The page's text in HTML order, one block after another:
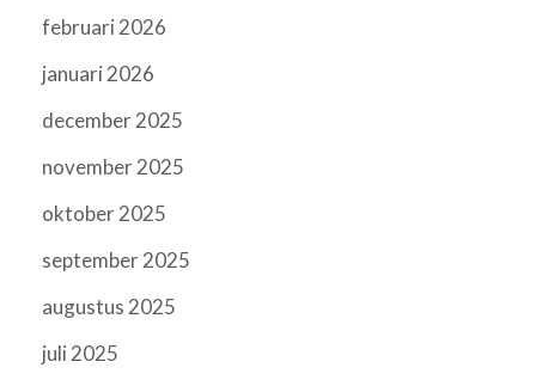
februari 2026
januari 2026
december 2025
november 2025
oktober 2025
september 2025
augustus 2025
juli 2025